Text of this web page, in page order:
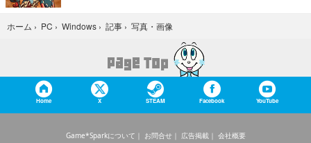
ホーム › PC › Windows › 記事 › 写真・画像
Home X STEAM Facebook YouTube
Game*Sparkについて お問合せ 広告掲載
会社概要